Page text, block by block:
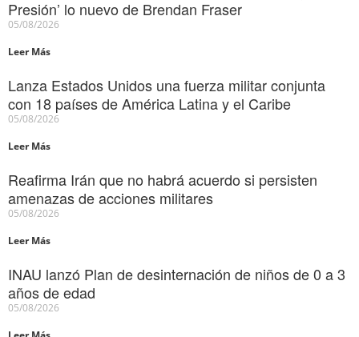
Presión’ lo nuevo de Brendan Fraser
05/08/2026
Leer Más
Lanza Estados Unidos una fuerza militar conjunta
con 18 países de América Latina y el Caribe
05/08/2026
Leer Más
Reafirma Irán que no habrá acuerdo si persisten
amenazas de acciones militares
05/08/2026
Leer Más
INAU lanzó Plan de desinternación de niños de 0 a 3
años de edad
05/08/2026